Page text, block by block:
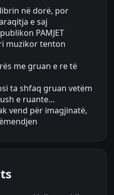
në dorë, por
e saj
PAMJET
muzikor tenton
me gruan e re të
ta shfaq gruan vetëm
e ruante…
vend për imagjinatë,